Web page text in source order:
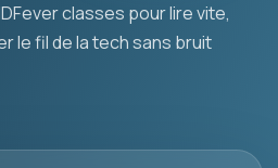
classes pour lire vite,
le fil de la tech sans bruit